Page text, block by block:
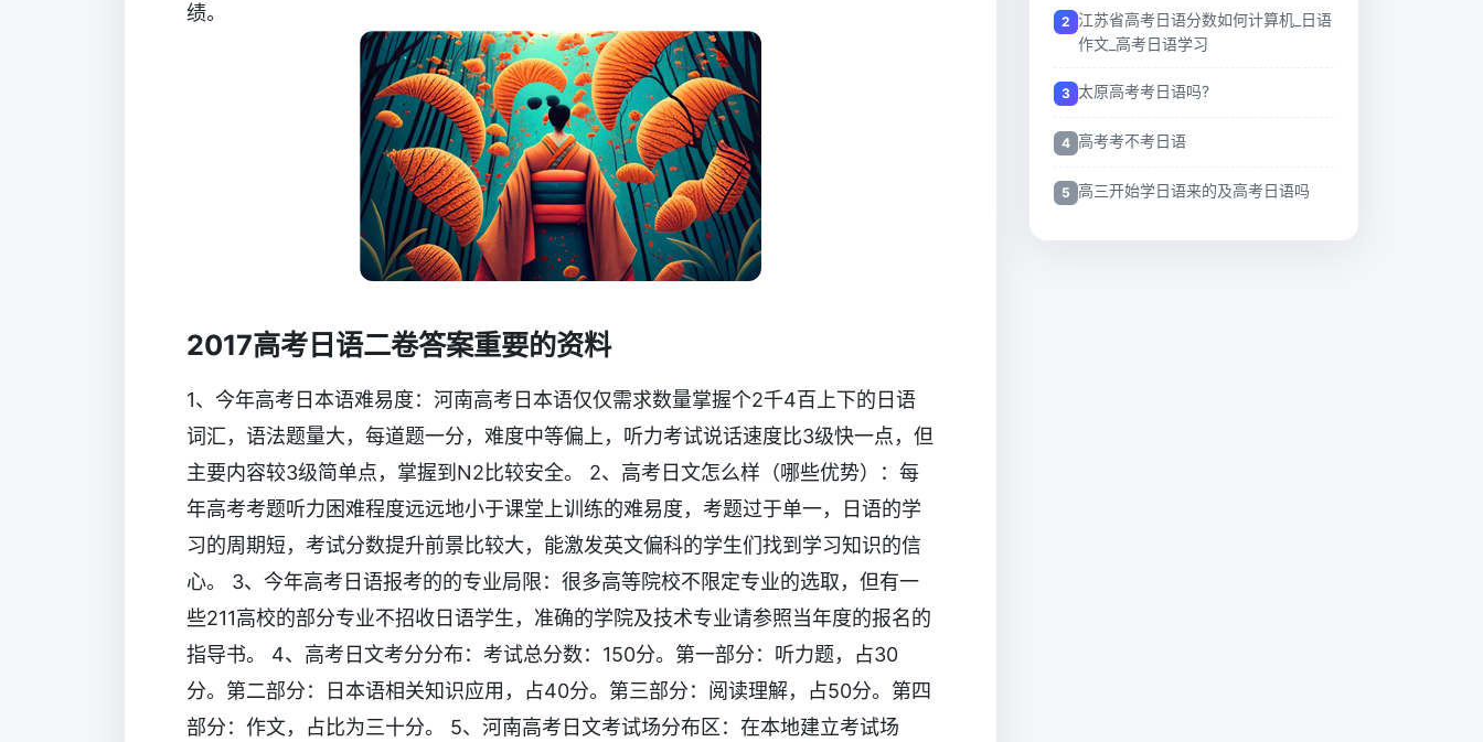
绩。
2017高考日语二卷答案重要的资料
1、今年高考日本语难易度：河南高考日本语仅仅需求数量掌握个2千4百上下的日语
词汇，语法题量大，每道题一分，难度中等偏上，听力考试说话速度比3级快一点，但
主要内容较3级简单点，掌握到N2比较安全。 2、高考日文怎么样（哪些优势）：每
年高考考题听力困难程度远远地小于课堂上训练的难易度，考题过于单一，日语的学
习的周期短，考试分数提升前景比较大，能激发英文偏科的学生们找到学习知识的信
心。 3、今年高考日语报考的的专业局限：很多高等院校不限定专业的选取，但有一
些211高校的部分专业不招收日语学生，准确的学院及技术专业请参照当年度的报名的
指导书。 4、高考日文考分分布：考试总分数：150分。第一部分：听力题，占30
分。第二部分：日本语相关知识应用，占40分。第三部分：阅读理解，占50分。第四
部分：作文，占比为三十分。 5、河南高考日文考试场分布区：在本地建立考试场
江苏省高考日语分数如何计算机_日语
作文_高考日语学习
太原高考考日语吗?
高考考不考日语
高三开始学日语来的及高考日语吗